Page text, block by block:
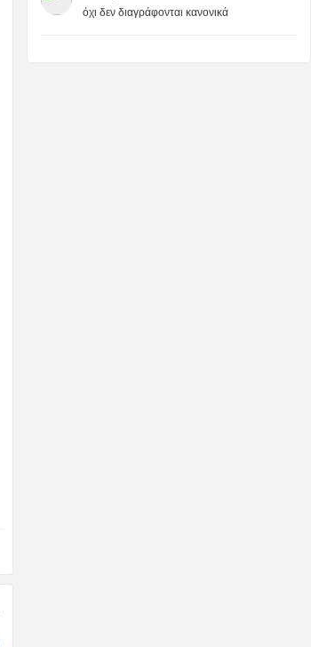
όχι δεν διαγράφονται κανονικά